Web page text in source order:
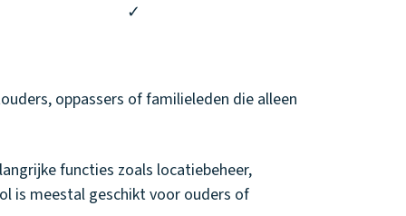
✓
oppassers of familieleden die alleen
functies zoals locatiebeheer,
is meestal geschikt voor ouders of